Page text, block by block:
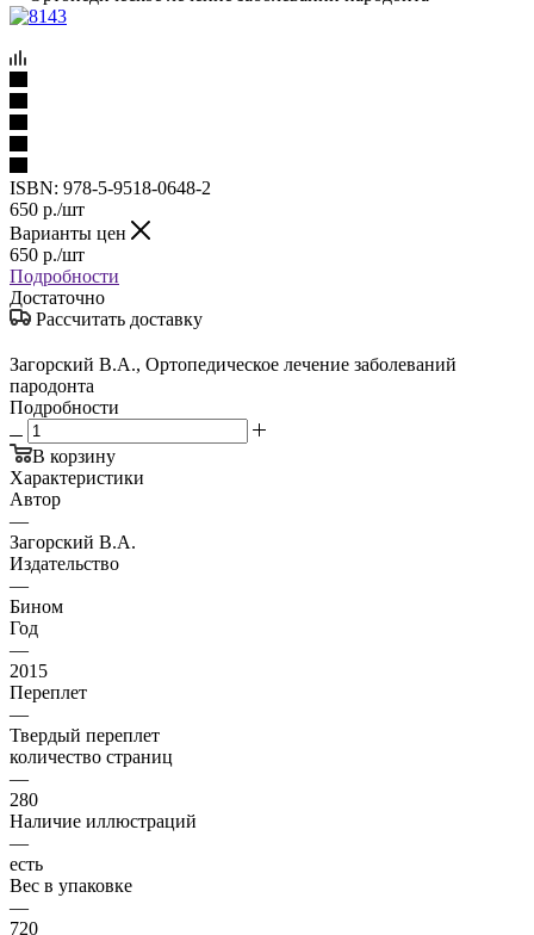
ISBN: 978-5-9518-0648-2
650 р./шт
Варианты цен
650 р./шт
Подробности
Достаточно
Рассчитать доставку
Загорский В.А., Ортопедическое лечение заболеваний
пародонта
Подробности
В корзину
Характеристики
Автор
—
Загорский В.А.
Издательство
—
Бином
Год
—
2015
Переплет
—
Твердый переплет
количество страниц
—
280
Наличие иллюстраций
—
есть
Вес в упаковке
—
720